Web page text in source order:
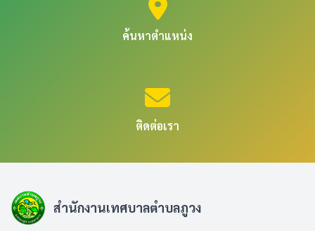
ค้นหาตำแหน่ง
ติดต่อเรา
สำนักงานเทศบาลตำบลภูวง